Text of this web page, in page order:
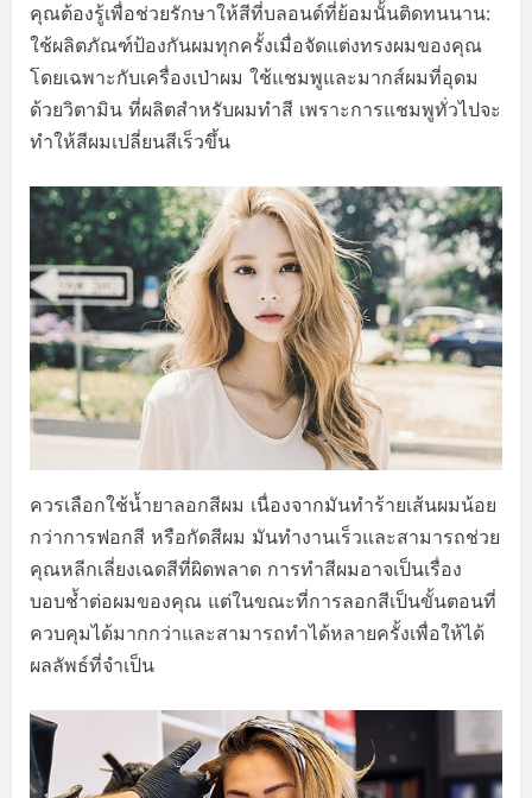
คุณต้องรู้เพื่อช่วยรักษาให้สีที่บลอนด์ที่ย้อมนั้นติดทนนาน:
ใช้ผลิตภัณฑ์ป้องกันผมทุกครั้งเมื่อจัดแต่งทรงผมของคุณ
โดยเฉพาะกับเครื่องเป่าผม ใช้แชมพูและมากส์ผมที่อุดม
ด้วยวิตามิน ที่ผลิตสำหรับผมทำสี เพราะการแชมพูทั่วไปจะ
ทำให้สีผมเปลี่ยนสีเร็วขึ้น
ควรเลือกใช้น้ำยาลอกสีผม เนื่องจากมันทำร้ายเส้นผมน้อย
กว่าการฟอกสี หรือกัดสีผม มันทำงานเร็วและสามารถช่วย
คุณหลีกเลี่ยงเฉดสีที่ผิดพลาด การทำสีผมอาจเป็นเรื่อง
บอบช้ำต่อผมของคุณ แต่ในขณะที่การลอกสีเป็นขั้นตอนที่
ควบคุมได้มากกว่าและสามารถทำได้หลายครั้งเพื่อให้ได้
ผลลัพธ์ที่จำเป็น